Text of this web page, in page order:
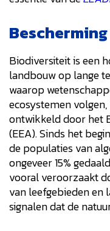
Biodiversiteit is een
landbouw op lange
waarop
ecosystemen volgen,
ontwikkeld door het
(EEA). Sinds het
de populaties van
ongeveer 15%
vooral veroorzaakt
van leefgebieden
signalen dat de